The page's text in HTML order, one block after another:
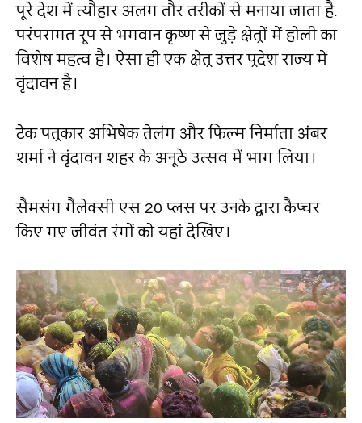
पूरे देश में त्यौहार अलग तौर तरीकों से मनाया जाता है.
परंपरागत रूप से भगवान कृष्ण से जुड़े क्षेत्रों में होली का
विशेष महत्व है। ऐसा ही एक क्षेत्र उत्तर प्रदेश राज्य में
वृंदावन है।
टेक पत्रकार अभिषेक तेलंग और फिल्म निर्माता अंबर
शर्मा ने वृंदावन शहर के अनूठे उत्सव में भाग लिया।
सैमसंग गैलेक्सी एस 20 प्लस पर उनके द्वारा कैप्चर
किए गए जीवंत रंगों को यहां देखिए।